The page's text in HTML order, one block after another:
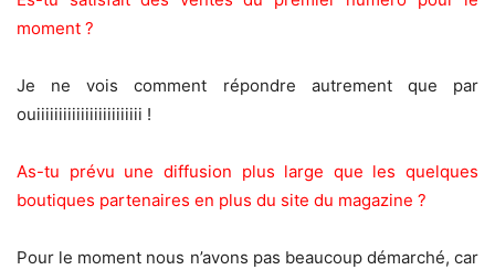
moment ?
Je ne vois comment répondre autrement que par
ouiiiiiiiiiiiiiiiiiiiiiiii !
As-tu prévu une diffusion plus large que les quelques
boutiques partenaires en plus du site du magazine ?
Pour le moment nous n’avons pas beaucoup démarché, car